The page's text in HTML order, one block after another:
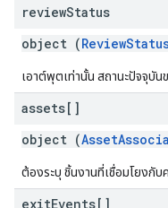
reviewStatus
object (
เอาต์พุตเท่านั้น สถานะปัจจุบั
assets[]
object (
ต้องระบุ ชิ้นงานที่เชื่อมโยงกั
exitEvents[]